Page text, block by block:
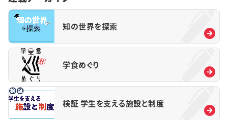
知の世界を探索
学食めぐり
検証 学生を支える施設と制度